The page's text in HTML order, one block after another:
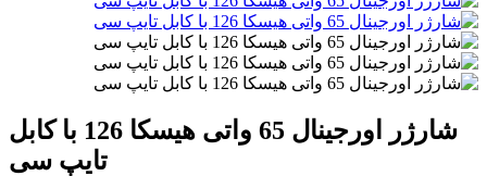
شارژر اورجینال 65 واتی هیسکا 126 با کابل
تایپ سی